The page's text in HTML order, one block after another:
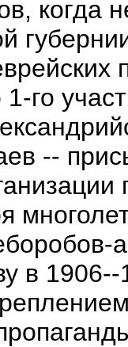
когда
1-го
--
в